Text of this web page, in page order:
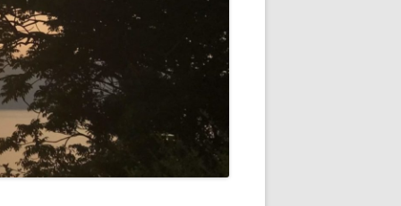
（自分）
ーの横に
を使っ